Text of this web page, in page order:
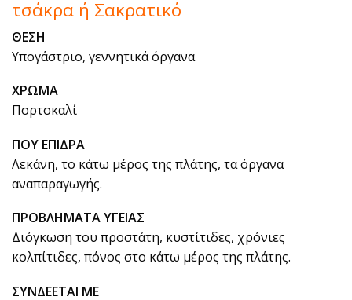
τσάκρα ή Σακρατικό
ΘΕΣΗ
Υπογάστριο, γεννητικά όργανα
ΧΡΩΜΑ
Πορτοκαλί
ΠΟΥ ΕΠΙΔΡΑ
Λεκάνη, το κάτω μέρος της πλάτης, τα όργανα
αναπαραγωγής.
ΠΡΟΒΛΗΜΑΤΑ ΥΓΕΙΑΣ
Διόγκωση του προστάτη, κυστίτιδες, χρόνιες
κολπίτιδες, πόνος στο κάτω μέρος της πλάτης.
ΣΥΝΔΕΕΤΑΙ ΜΕ